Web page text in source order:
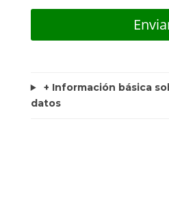
+ Información básica
datos